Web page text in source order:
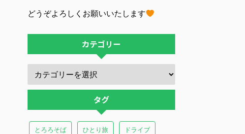
どうぞよろしくお願いいたします
カテゴリー
タグ
とろろそば ひとり旅 ドライブ